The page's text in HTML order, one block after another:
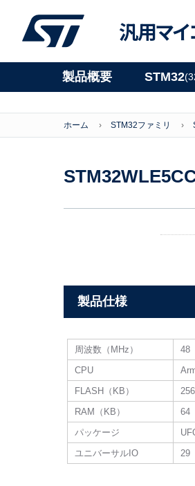
汎用マ
製品概要 STM32
ホーム STM32ファミリ
製品仕様
周波数（MHz）
48
CPU
FLASH（KB）
256
RAM（KB）
64
パッケージ
ユニバーサルIO
29